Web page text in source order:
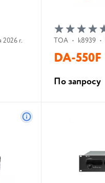
2026 г. TOA • k8939 •
DA-550F
По запросу